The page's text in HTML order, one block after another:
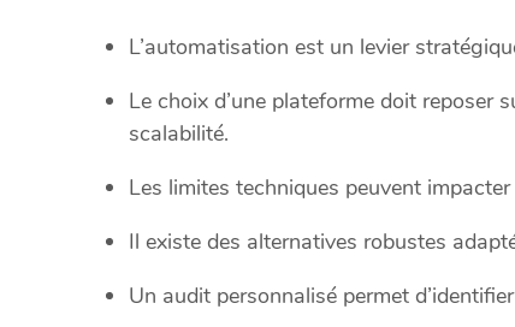
L’automatisation est un levier
Le choix d’une plateforme doit reposer
scalabilité.
Les limites techniques peuvent
Il existe des alternatives robustes
Un audit personnalisé permet